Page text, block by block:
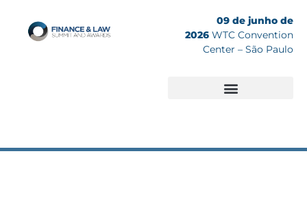
09 de junho de
2026 WTC Convention
Center – São Paulo